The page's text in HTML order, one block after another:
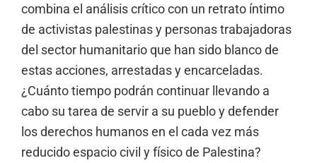
combina el análisis crítico con un retrato íntimo
de activistas palestinas y personas trabajadoras
del sector humanitario que han sido blanco de
estas acciones, arrestadas y encarceladas.
¿Cuánto tiempo podrán continuar llevando a
cabo su tarea de servir a su pueblo y defender
los derechos humanos en el cada vez más
reducido espacio civil y físico de Palestina?